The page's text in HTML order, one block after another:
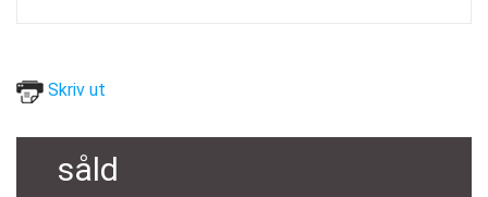
Skriv ut
såld